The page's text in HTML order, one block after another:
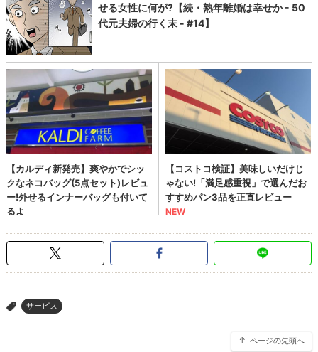
> サービス
ページの先頭へ